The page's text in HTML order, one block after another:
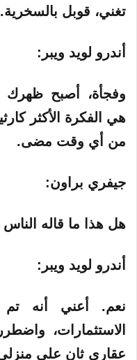
تغني، قوبل بالسخرية.
أندرو لويد ويبر:
وفجأة، أصبح ظهرك
هي الفكرة الأكثر
من أي وقت مضى.
جيفري براون:
هل هذا ما قاله
أندرو لويد ويبر:
نعم. أعني أنه
الاستثمارات،
عقاري ثانٍ على منزلي